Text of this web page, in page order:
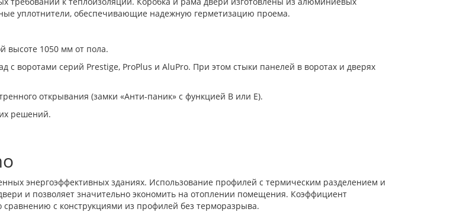
уплотнители, обеспечивающие надежную герметизацию проема.
высоте 1050 мм от пола.
с воротами серий Prestige, ProPlus и AluPro. При этом стыки панелей в воротах и дверях
открывания (замки «Анти-паник» с функцией B или E).
решений.
энергоэффективных зданиях. Использование профилей с термическим разделением и
и позволяет значительно экономить на отоплении помещения. Коэффициент
с конструкциями из профилей без терморазрыва.